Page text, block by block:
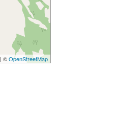
| ©OpenStreetMap